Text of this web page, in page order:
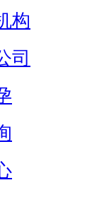
构
司